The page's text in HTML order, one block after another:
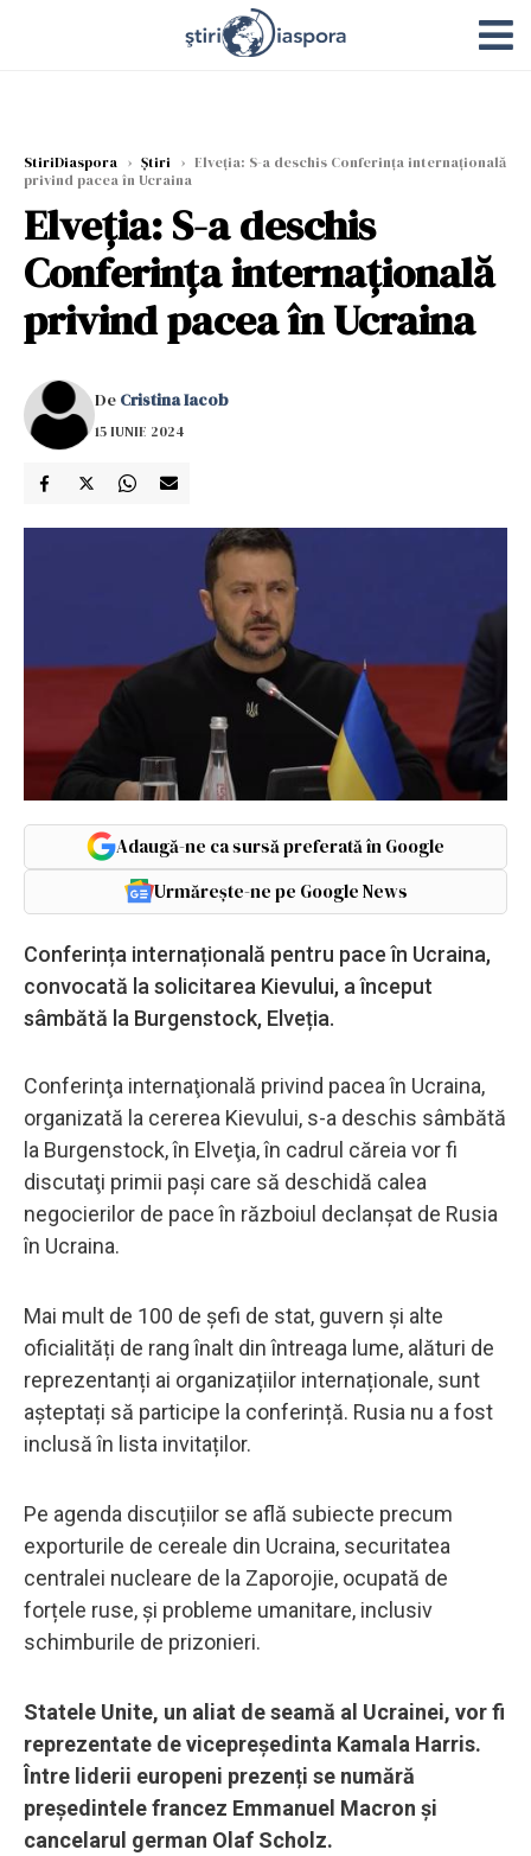
StiriDiaspora › Știri › Elveția: S-a deschis Conferința internațională
privind pacea în Ucraina
Elveția: S-a deschis
Conferința internațională
privind pacea în Ucraina
De Cristina Iacob
15 IUNIE 2024
Adaugă-ne ca sursă preferată în Google
Urmărește-ne pe Google News
Conferința internațională pentru pace în Ucraina,
convocată la solicitarea Kievului, a început
sâmbătă la Burgenstock, Elveția.
Conferinţa internaţională privind pacea în Ucraina,
organizată la cererea Kievului, s-a deschis sâmbătă
la Burgenstock, în Elveţia, în cadrul căreia vor fi
discutaţi primii paşi care să deschidă calea
negocierilor de pace în războiul declanşat de Rusia
în Ucraina.
Mai mult de 100 de șefi de stat, guvern și alte
oficialități de rang înalt din întreaga lume, alături de
reprezentanți ai organizațiilor internaționale, sunt
așteptați să participe la conferință. Rusia nu a fost
inclusă în lista invitaților.
Pe agenda discuțiilor se află subiecte precum
exporturile de cereale din Ucraina, securitatea
centralei nucleare de la Zaporojie, ocupată de
forțele ruse, și probleme umanitare, inclusiv
schimburile de prizonieri.
Statele Unite, un aliat de seamă al Ucrainei, vor fi
reprezentate de vicepreședinta Kamala Harris.
Între liderii europeni prezenți se numără
președintele francez Emmanuel Macron și
cancelarul german Olaf Scholz.